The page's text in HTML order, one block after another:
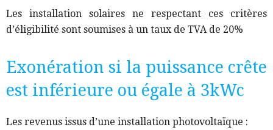
Les installation solaires ne respectant ces critères
d’éligibilité sont soumises à un taux de TVA de 20%
Exonération si la puissance crête
est inférieure ou égale à 3kWc
Les revenus issus d’une installation photovoltaïque :